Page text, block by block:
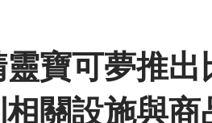
寶可夢推
關設施與商